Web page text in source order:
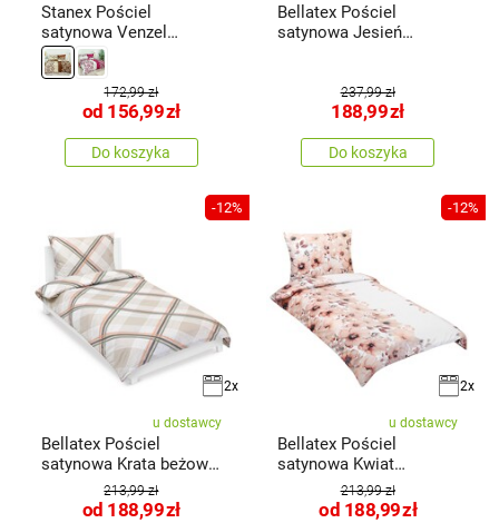
Stanex Pościel
satynowa Venzel
brązowy
172,99 zł
od 156,99zł
Do koszyka
Bellatex Pościel
satynowa Jesień
237,99 zł
188,99zł
Do koszyka
-12%
2x
u dostawcy
Bellatex Pościel
satynowa Krata beżowy,
140 x 200213,99 zł
od 188,99zł
-12%
2x
u dostawcy
Bellatex Pościel
satynowa Kwiat
łososiowy213,99 zł
od 188,99zł